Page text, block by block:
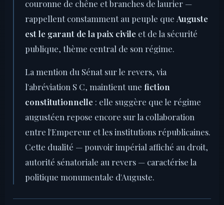
couronne de chêne et branches de laurier —
rappellent constamment au peuple que Auguste
est le garant de la paix civile et de la sécurité
publique, thème central de son régime.
La mention du Sénat sur le revers, via
l'abréviation S C, maintient une fiction
constitutionnelle : elle suggère que le régime
augustéen repose encore sur la collaboration
entre l'Empereur et les institutions républicaines.
Cette dualité — pouvoir impérial affiché au droit,
autorité sénatoriale au revers — caractérise la
politique monumentale d'Auguste.